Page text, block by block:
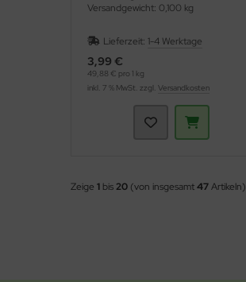
Versandgewicht: 0,100 kg
Lieferzeit: 1-4 Werktage
3,99 €
49,88 € pro 1 kg
inkl. 7 % MwSt. zzgl. Versandkosten
Zeige 1 bis20 (von insgesamt47Artikeln)